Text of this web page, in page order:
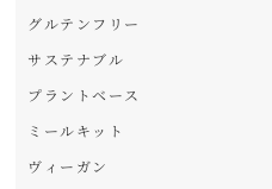
グルテンフリー
サステナブル
プラントベース
ミールキット
ヴィーガン